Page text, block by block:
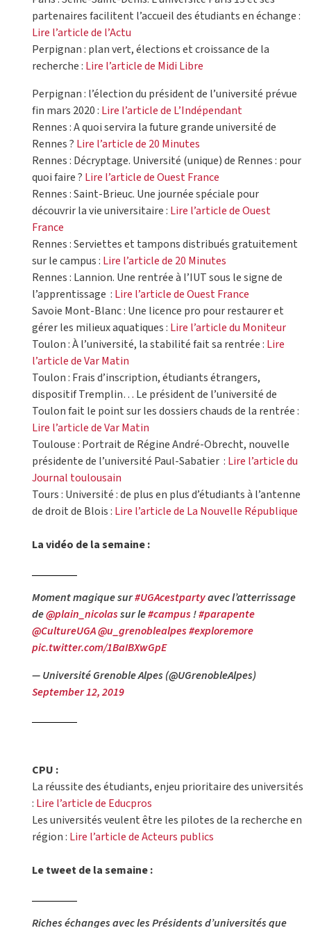
partenaires facilitent l’accueil des étudiants en échange :
Lire l’article de l’Actu
Perpignan : plan vert, élections et croissance de la
recherche : Lire l’article de Midi Libre
Perpignan : l’élection du président de l’université prévue
fin mars 2020 : Lire l’article de L’Indépendant
Rennes : A quoi servira la future grande université de
Rennes ? Lire l’article de 20 Minutes
Rennes : Décryptage. Université (unique) de Rennes : pour
quoi faire ? Lire l’article de Ouest France
Rennes : Saint-Brieuc. Une journée spéciale pour
découvrir la vie universitaire : Lire l’article de Ouest
France
Rennes : Serviettes et tampons distribués gratuitement
sur le campus : Lire l’article de 20 Minutes
Rennes : Lannion. Une rentrée à l’IUT sous le signe de
l’apprentissage : Lire l’article de Ouest France
Savoie Mont-Blanc : Une licence pro pour restaurer et
gérer les milieux aquatiques : Lire l’article du Moniteur
Toulon : À l’université, la stabilité fait sa rentrée : Lire
l’article de Var Matin
Toulon : Frais d’inscription, étudiants étrangers,
dispositif Tremplin… Le président de l’université de
Toulon fait le point sur les dossiers chauds de la rentrée :
Lire l’article de Var Matin
Toulouse : Portrait de Régine André-Obrecht, nouvelle
présidente de l’université Paul-Sabatier : Lire l’article du
Journal toulousain
Tours : Université : de plus en plus d’étudiants à l’antenne
de droit de Blois : Lire l’article de La Nouvelle République
La vidéo de la semaine :
Moment magique sur#UGAcestpartyavec l’atterrissage
de@plain_nicolassur le#campus!#parapente
@CultureUGA@u_grenoblealpes#exploremore
pic.twitter.com/1BaIBXwGpE
— Université Grenoble Alpes (@UGrenobleAlpes)
September 12, 2019
CPU :
La réussite des étudiants, enjeu prioritaire des universités
: Lire l’article de Educpros
Les universités veulent être les pilotes de la recherche en
région : Lire l’article de Acteurs publics
Le tweet de la semaine :
Riches échanges avec les Présidents d’universités que